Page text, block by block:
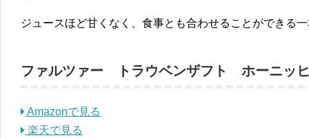
ジュースほど甘くなく、食事とも合わせることができる
ファルツァー トラウベンザフト ホーニッ
Amazonで見る
楽天で見る